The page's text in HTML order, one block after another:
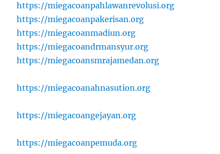
https://miegacoanpahlawanrevolusi.org
https://miegacoanpakerisan.org
https://miegacoanmadiun.org
https://miegacoandrmansyur.org
https://miegacoansmrajamedan.org
https://miegacoanahnasution.org
https://miegacoangejayan.org
https://miegacoanpemuda.org